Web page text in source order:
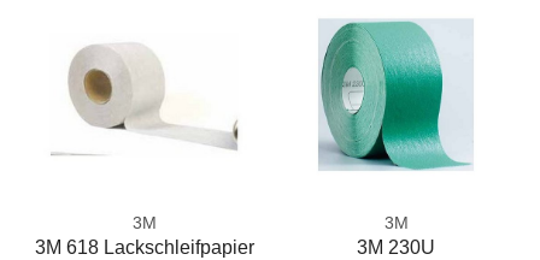
3M
3M 618 Lackschleifpapier
3M
3M 230U